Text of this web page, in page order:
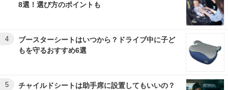
8選！選び方のポイントも
4
ブースターシートはいつから？ドライブ中に子ど
もを守るおすすめ6選
5
チャイルドシートは助手席に設置してもいいの？